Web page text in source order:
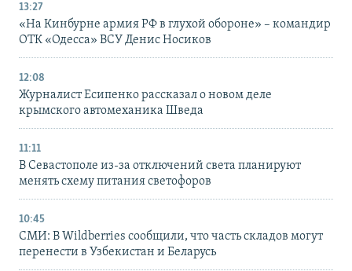
13:27
«На Кинбурне армия РФ в глухой обороне» – командир
ОТК «Одесса» ВСУ Денис Носиков
12:08
Журналист Есипенко рассказал о новом деле
крымского автомеханика Шведа
11:11
В Севастополе из-за отключений света планируют
менять схему питания светофоров
10:45
СМИ: В Wildberries сообщили, что часть складов могут
перенести в Узбекистан и Беларусь